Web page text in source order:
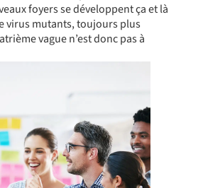
foyers se développent ça et là
virus mutants, toujours plus
vague n’est donc pas à